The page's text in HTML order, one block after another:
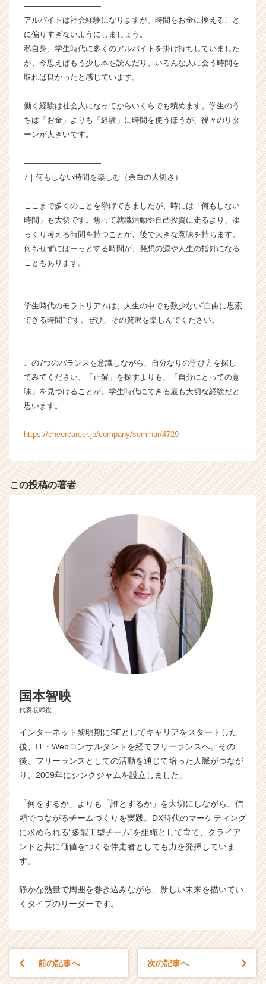
C
a
r
e
e
――――――――――
アルバイトは社会経験になりますが、時間をお金に換えること
に偏りすぎないようにしましょう。
私自身、学生時代に多くのアルバイトを掛け持ちしていました
が、今思えばもう少し本を読んだり、いろんな人に会う時間を
取れば良かったと感じています。
働く経験は社会人になってからいくらでも積めます。学生のう
ちは「お金」よりも「経験」に時間を使うほうが、後々のリタ
ーンが大きいです。
――――――――――
7｜何もしない時間を楽しむ（余白の大切さ）
――――――――――
ここまで多くのことを挙げてきましたが、時には「何もしない
時間」も大切です。焦って就職活動や自己投資に走るより、ゆ
っくり考える時間を持つことが、後で大きな意味を持ちます。
何もせずにぼーっとする時間が、発想の源や人生の指針になる
こともあります。
学生時代のモラトリアムは、人生の中でも数少ない“自由に思索
できる時間”です。ぜひ、その贅沢を楽しんでください。
この7つのバランスを意識しながら、自分なりの学び方を探し
てみてください。「正解」を探すよりも、「自分にとっての意
味」を見つけることが、学生時代にできる最も大切な経験だと
思います。
https://cheercareer.jp/company/seminar/4729
この投稿の著者
国本智映
代表取締役
インターネット黎明期にSEとしてキャリアをスタートした
後、IT・Webコンサルタントを経てフリーランスへ。その
後、フリーランスとしての活動を通じて培った人脈がつなが
り、2009年にシンクジャムを設立しました。
「何をするか」よりも「誰とするか」を大切にしながら、信
頼でつながるチームづくりを実践。DX時代のマーケティング
に求められる“多能工型チーム”を組織として育て、クライア
ントと共に価値をつくる伴走者としても力を発揮していま
す。
静かな熱量で周囲を巻き込みながら、新しい未来を描いてい
くタイプのリーダーです。
前の記事へ 次の記事へ